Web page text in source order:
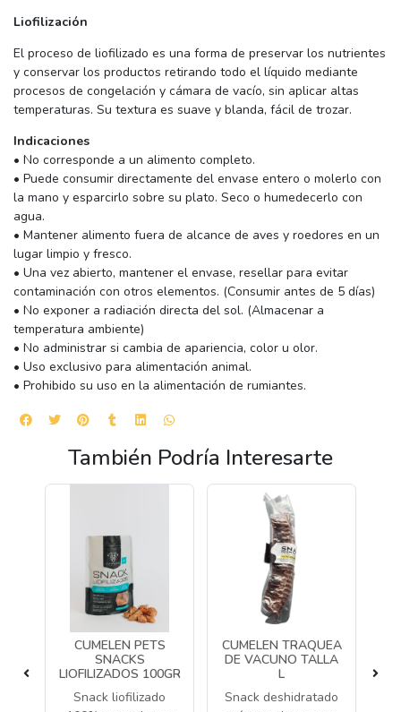
Liofilización
El proceso de liofilizado es una forma de preservar los nutrientes
y conservar los productos retirando todo el líquido mediante
procesos de congelación y cámara de vacío, sin aplicar altas
temperaturas. Su textura es suave y blanda, fácil de trozar.
Indicaciones
• No corresponde a un alimento completo.
• Puede consumir directamente del envase entero o molerlo con
la mano y esparcirlo sobre su plato. Seco o humedecerlo con
agua.
• Mantener alimento fuera de alcance de aves y roedores en un
lugar limpio y fresco.
• Una vez abierto, mantener el envase, resellar para evitar
contaminación con otros elementos. (Consumir antes de 5 días)
• No exponer a radiación directa del sol. (Almacenar a
temperatura ambiente)
• No administrar si cambia de apariencia, color u olor.
• Uso exclusivo para alimentación animal.
• Prohibido su uso en la alimentación de rumiantes.
También Podría Interesarte
CUMELEN PETS
SNACKS
LIOFILIZADOS 100GR
Snack liofilizado
CUMELEN TRAQUEA
DE VACUNO TALLA
L
Snack deshidratado